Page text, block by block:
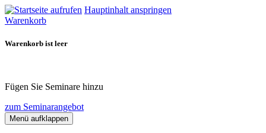
Hauptinhalt anspringen
Warenkorb
Warenkorb ist leer
Fügen Sie Seminare hinzu
zum Seminarangebot
Menü aufklappen